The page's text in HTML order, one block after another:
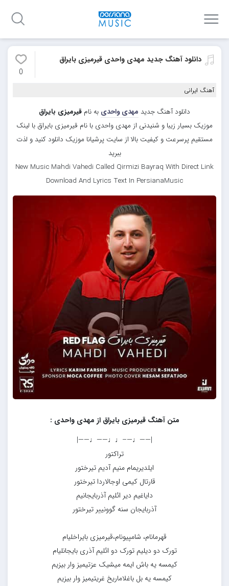
دانلود آهنگ جدید مهدی واحدی قیرمیزی بایراق
0
آهنگ ایرانی
دانلود آهنگ جدید مهدی واحدی به نام قیرمیزی بایراق
موزیک بسیار زیبا و شنیدنی از مهدی واحدی با نام قیرمیزی بایراق با لینک
مستقیم پرسرعت و کیفیت بالا از سایت پرشیانا موزیک دانلود کنید و لذت
ببرید
New Music Mahdi Vahedi Called Qirmizi Bayraq With Direct Link
Download And Lyrics Text In PersianaMusic
متن آهنگ قیرمیزی بایراق از مهدی واحدی :
|——♩—–♩♩——♩——|
تراکتور
ایلدیریمام منیم آدیم تیرختور
قارتال کیمی اوجالاردا تیرختور
دایاغیم دیر ائلیم آذربایجانیم
آذربایجان سنه گوونییر تیرختور
قهرمانام، شامپیونام،قیرمیزی بایراخلیام
تورک دو دیلیم تورک دو ائلیم آذری بایجانلیام
کیمسه یه باش ایمه میشیک عزتیمیز وار بیزیم
کیمسه یه بل باغلاماریخ غریتیمیز وار بیزیم